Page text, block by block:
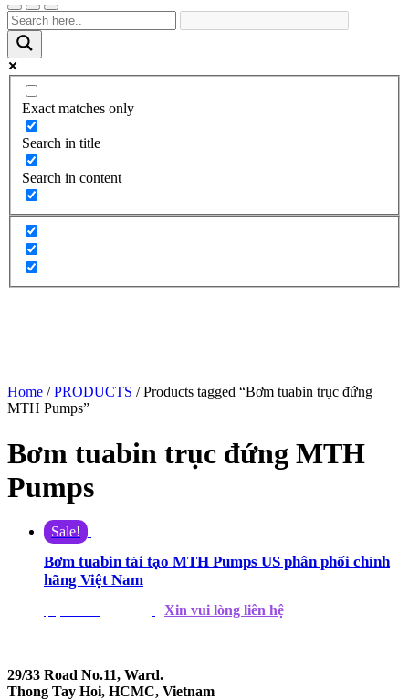
Exact matches only
Search in title
Search in content
Home /PRODUCTS / Products tagged “Bơm tuabin trục đứng
MTH Pumps”
Bơm tuabin trục đứng MTH
Pumps
Sale!
Bơm tuabin tái tạo MTH Pumps US phân phối chính
hãng Việt Nam
Xin vui lòng liên hệ
29/33 Road No.11, Ward.
Thong Tay Hoi, HCMC, Vietnam